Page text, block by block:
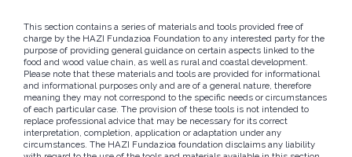
This section contains a series of materials and tools provided free of
charge by the HAZI Fundazioa Foundation to any interested party for the
purpose of providing general guidance on certain aspects linked to the
food and wood value chain, as well as rural and coastal development.
Please note that these materials and tools are provided for informational
and informational purposes only and are of a general nature, therefore
meaning they may not correspond to the specific needs or circumstances
of each particular case. The provision of these tools is not intended to
replace professional advice that may be necessary for its correct
interpretation, completion, application or adaptation under any
circumstances. The HAZI Fundazioa foundation disclaims any liability